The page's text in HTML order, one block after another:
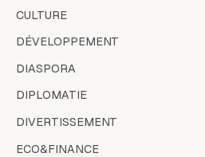
CULTURE
DÉVELOPPEMENT
DIASPORA
DIPLOMATIE
DIVERTISSEMENT
ECO&FINANCE